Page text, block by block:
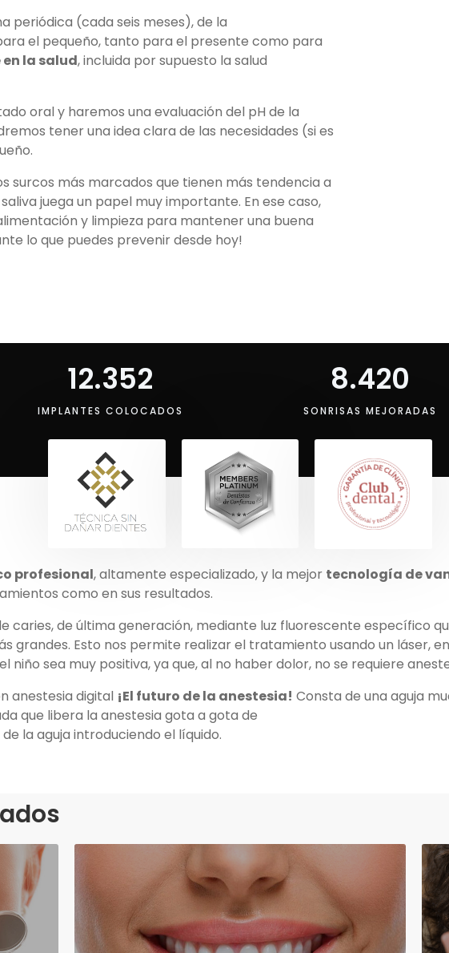
periódica (cada seis meses), de la
el pequeño, tanto para el presente como para
la salud, incluida por supuesto la salud
oral y haremos una evaluación del pH de la
tener una idea clara de las necesidades (si es
surcos más marcados que tienen más tendencia a
juega un papel muy importante. En ese caso,
y limpieza para mantener una buena
lo que puedes prevenir desde hoy!
12.352
IMPLANTES COLOCADOS
8.420
SONRISAS MEJORADAS
profesional, altamente especializado, y la mejor tecnología de
como en sus resultados.
caries, de última generación, mediante luz fluorescente específico
grandes. Esto nos permite realizar el tratamiento usando un láser,
niño sea muy positiva, ya que, al no haber dolor, no se requiere
anestesia digital ¡El futuro de la anestesia! Consta de una aguja
que libera la anestesia gota a gota de
la aguja introduciendo el líquido.